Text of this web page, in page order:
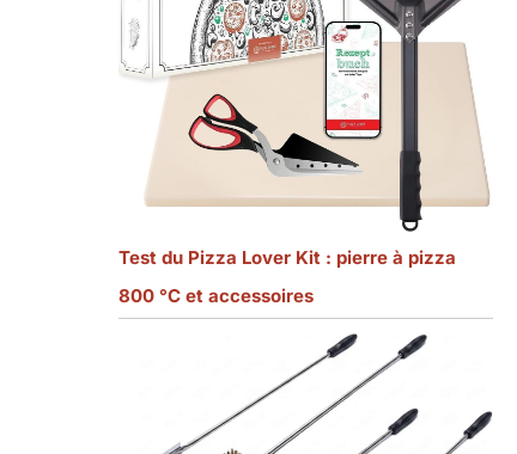
Test du Pizza Lover Kit : pierre à pizza
800 °C et accessoires